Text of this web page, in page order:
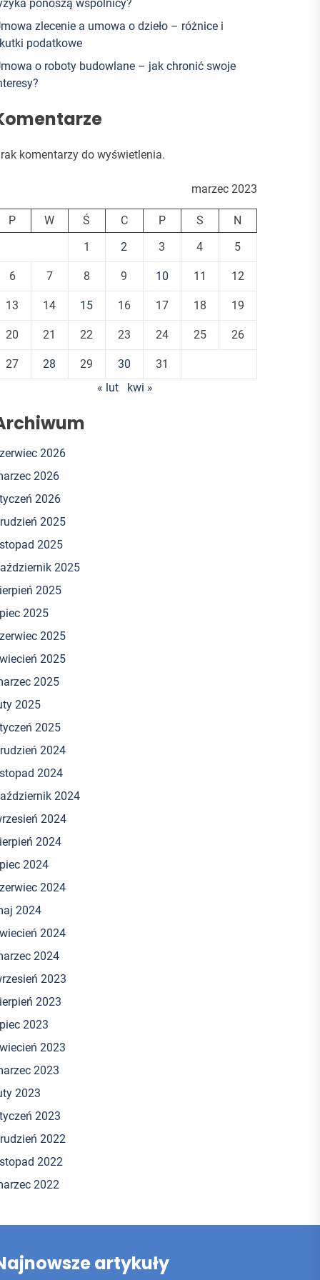
ponoszą wspólnicy?
zlecenie a umowa o dzieło – różnice i
podatkowe
o roboty budowlane – jak chronić swoje
komentarzy do wyświetlenia.
marzec 2023
P W Ś C P S
N
1
2 3 4 5
6 7 8 9 10 11 12
13 14 15 16 17 18 19
20 21 22 23 24 25 26
27 28 29 30
31
« lut
kwi »
2026
2026
2026
2025
2025
2025
2025
2025
2025
2025
2025
2025
2025
2024
2024
2024
2024
2024
2024
2024
2024
2024
2024
2023
2023
2023
2023
2023
2023
2023
2022
2022
2022
artykuły